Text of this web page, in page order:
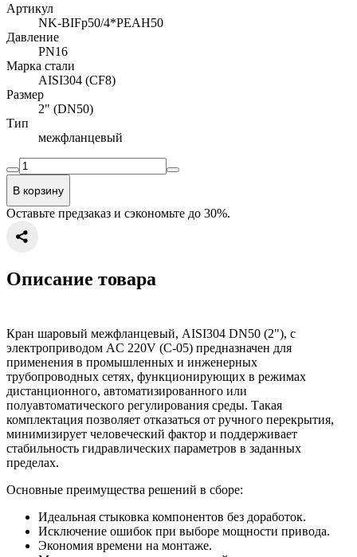
Артикул
NK-BIFp50/4*PEAH50
Давление
PN16
Марка стали
AISI304 (CF8)
Размер
2" (DN50)
Тип
межфланцевый
В корзину
Оставьте предзаказ и сэкономьте до 30%.
Описание товара
Кран шаровый межфланцевый, AISI304 DN50 (2"), с
электроприводом AC 220V (С-05) предназначен для
применения в промышленных и инженерных
трубопроводных сетях, функционирующих в режимах
дистанционного, автоматизированного или
полуавтоматического регулирования среды. Такая
комплектация позволяет отказаться от ручного перекрытия,
минимизирует человеческий фактор и поддерживает
стабильность гидравлических параметров в заданных
пределах.
Основные преимущества решений в сборе:
Идеальная стыковка компонентов без доработок.
Исключение ошибок при выборе мощности привода.
Экономия времени на монтаже.